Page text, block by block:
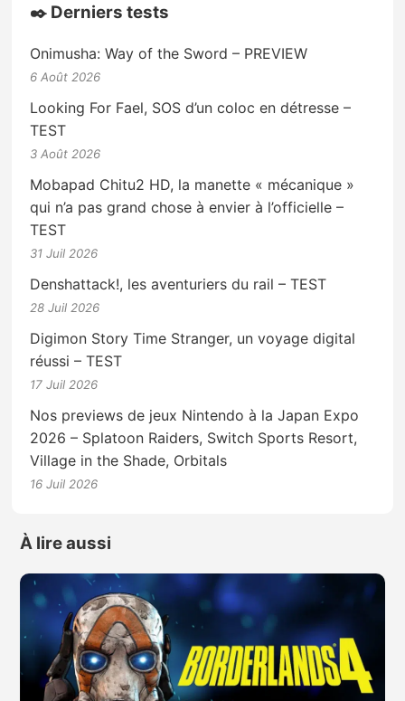
✒️ Derniers tests
Onimusha: Way of the Sword – PREVIEW
6 Août 2026
Looking For Fael, SOS d’un coloc en détresse –
TEST
3 Août 2026
Mobapad Chitu2 HD, la manette « mécanique »
qui n’a pas grand chose à envier à l’officielle –
TEST
31 Juil 2026
Denshattack!, les aventuriers du rail – TEST
28 Juil 2026
Digimon Story Time Stranger, un voyage digital
réussi – TEST
17 Juil 2026
Nos previews de jeux Nintendo à la Japan Expo
2026 – Splatoon Raiders, Switch Sports Resort,
Village in the Shade, Orbitals
16 Juil 2026
À lire aussi